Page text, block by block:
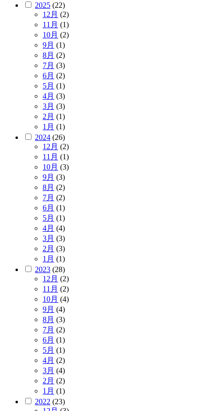
2025 (22)
12月 (2)
11月 (1)
10月 (2)
9月 (1)
8月 (2)
7月 (3)
6月 (2)
5月 (1)
4月 (3)
3月 (3)
2月 (1)
1月 (1)
2024 (26)
12月 (2)
11月 (1)
10月 (3)
9月 (3)
8月 (2)
7月 (2)
6月 (1)
5月 (1)
4月 (4)
3月 (3)
2月 (3)
1月 (1)
2023 (28)
12月 (2)
11月 (2)
10月 (4)
9月 (4)
8月 (3)
7月 (2)
6月 (1)
5月 (1)
4月 (2)
3月 (4)
2月 (2)
1月 (1)
2022 (23)